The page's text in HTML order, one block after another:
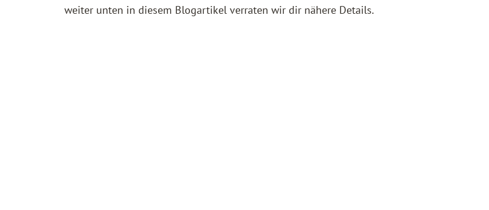
weiter unten in diesem Blogartikel verraten wir dir nähere Details.